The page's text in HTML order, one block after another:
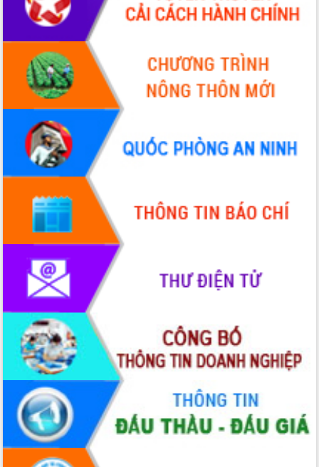
Đắk Lắk sơ kết 4 năm triển khai thực
hiện Đề án 06 của Chính phủ
Họp báo thông tin về Hội nghị Công bố
Quy hoạch và Xúc tiến đầu tư tỉnh Đắk
Khơi thông điểm nghẽn, đẩy nhanh
giải ngân vốn khắc phục thiên tai
HĐND tỉnh thông qua điều chỉnh Quy
hoạch tỉnh thời kỳ 2021-2030
Hội thảo góp ý hồ sơ điều chỉnh quy
hoạch tỉnh Đắk Lắk thời kỳ 2021-2030,
tầm nhìn đến năm 2050
Nâng cao hiệu quả hoạt động của các
doanh nghiệp nhà nước
Hội nghị triển khai kết nối mạng
truyền số liệu chuyên dùng phục vụ cơ
quan Đảng, Nhà nước
Lễ phát động chuỗi hoạt động chung
tay làm sạch môi trường
Xã Ea Kar bước chuyển mình trong
công tác cải cách hành chính mô hình
mới
UBND tỉnh họp báo định kỳ tháng 4
năm 2026
Hội thảo khoa học “Giải pháp thúc đẩy
phát triển nền kinh tế xanh tại tỉnh
Đắk Lắk”
Tăng cường giám sát, đôn đốc thực
hiện nhiệm vụ quản lý tài sản công
hàng tuần